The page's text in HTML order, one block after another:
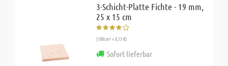
3-Schicht-Platte Fichte - 19 mm,
25 x 15 cm
(100cm² = 0,13 €)
Sofort lieferbar